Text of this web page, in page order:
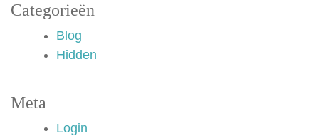
Categorieën
Blog
Hidden
Meta
Login